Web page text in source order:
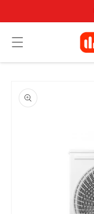
al contenido
a la
información